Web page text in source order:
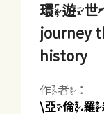
環遊
journey
history
作者：
\亞倫.羅